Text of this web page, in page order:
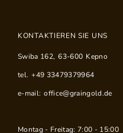
KONTAKTIEREN SIE UNS
Swiba 162, 63-600 Kepno
tel. +49 33479379964
e-mail: office@graingold.de
Montag - Freitag: 7:00 - 15:00